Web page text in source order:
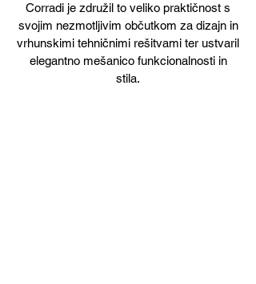
Corradi je združil to veliko praktičnost s
svojim nezmotljivim občutkom za dizajn in
vrhunskimi tehničnimi rešitvami ter ustvaril
elegantno mešanico funkcionalnosti in
stila.